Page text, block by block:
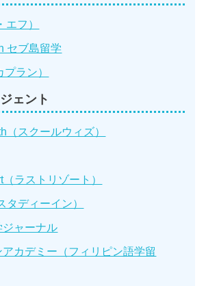
エフ）
セブ島留学
ラン）
ェント
（スクールウィズ）
ラストリゾート）
タディーイン）
ジャーナル
アカデミー（フィリピン語学留